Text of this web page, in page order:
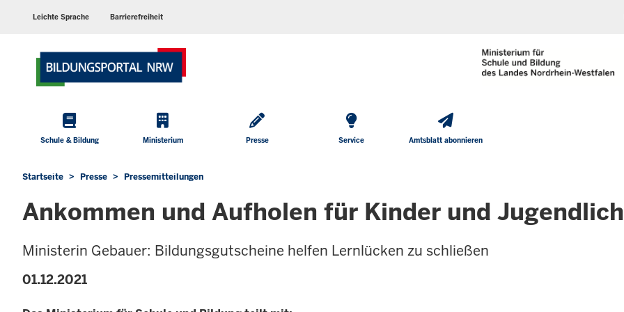
Sprachen
Leichte Sprache Barrierefreiheit
Hauptmenü
Schule & Bildung Ministerium Presse Service Amtsblatt abonnieren
Sie
sich
Startseite Presse Pressemitteilungen
Ankommen und Aufholen für Kinder und
Ministerin Gebauer: Bildungsgutscheine helfen Lernlücken zu schließen
01.12.2021